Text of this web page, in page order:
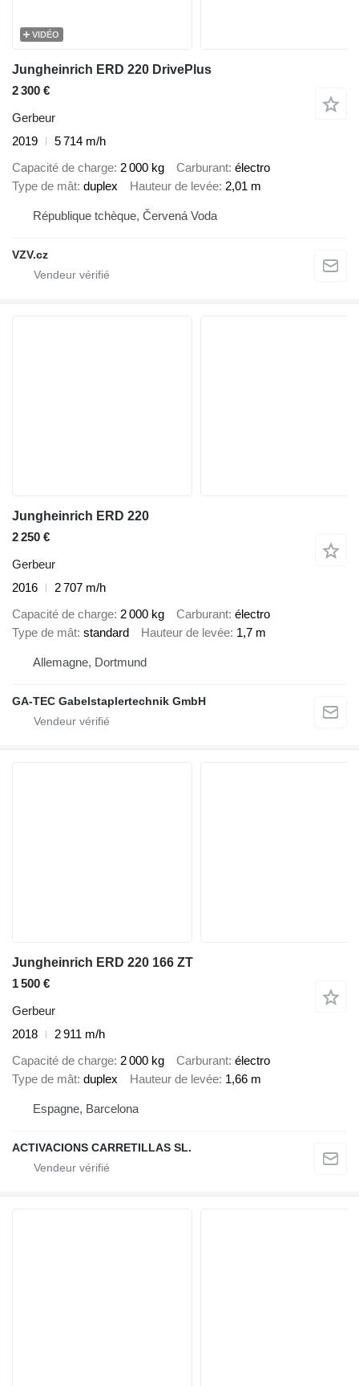
VIDÉO
Jungheinrich ERD 220 DrivePlus
2 300 €
Gerbeur
2019
5 714 m/h
Capacité de charge 2 000 kg Carburant électro
Type de mât duplex Hauteur de levée 2,01 m
République tchèque, Červená Voda
VZV.cz
Jungheinrich ERD 220
2 250 €
Gerbeur
2016
2 707 m/h
Capacité de charge 2 000 kg Carburant électro
Type de mât standard Hauteur de levée 1,7 m
Allemagne, Dortmund
GA-TEC Gabelstaplertechnik GmbH
Jungheinrich ERD 220 166 ZT
1 500 €
Gerbeur
2018
2 911 m/h
Capacité de charge 2 000 kg Carburant électro
Type de mât duplex Hauteur de levée 1,66 m
Espagne, Barcelona
ACTIVACIONS CARRETILLAS SL.